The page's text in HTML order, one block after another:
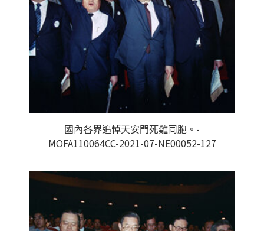
國內各界追悼天安門死難同胞。-
MOFA110064CC-2021-07-NE00052-127